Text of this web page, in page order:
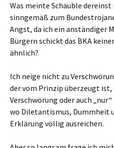
Was meinte Schäuble
sinngemäß zum
Angst, da ich ein anständiger
Bürgern schickt das BKA
ähnlich?
Ich neige nicht zu
der vom Prinzip überzeugt ist,
Verschwörung oder auch
wo Diletantismus, Dummheit
Erklärung völlig ausreichen.